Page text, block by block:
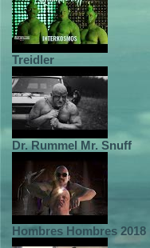
Treidler
Dr. Rummel Mr. Snuff
Hombres Hombres 2018